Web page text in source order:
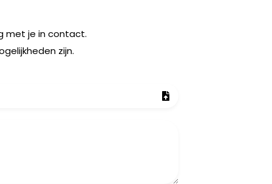
met je in contact.
zijn.